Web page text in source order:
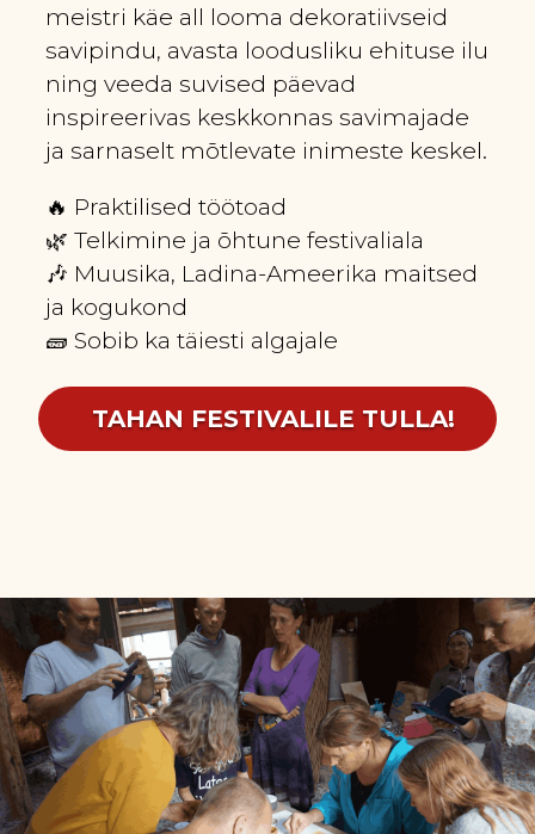
meistri käe all looma dekoratiivseid
savipindu, avasta loodusliku ehituse ilu
ning veeda suvised päevad
inspireerivas keskkonnas savimajade
ja sarnaselt mõtlevate inimeste keskel.
🔥 Praktilised töötoad
🌿 Telkimine ja õhtune festivaliala
🎶 Muusika, Ladina-Ameerika maitsed
ja kogukond
🧱 Sobib ka täiesti algajale
TAHAN FESTIVALILE TULLA!